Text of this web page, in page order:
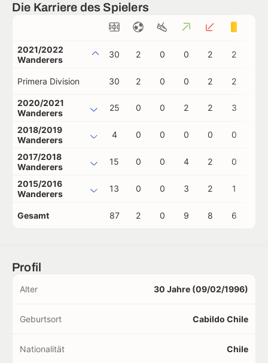
Die Karriere des Spielers
2021/2022
Wanderers
30 2 0 0 2 2
Primera Division 30 2 0 0 2 2
2020/2021
Wanderers
25 0 0 2 2 3
2018/2019
Wanderers
4 0 0 0 0 0
2017/2018
Wanderers
15 0 0 4 2 0
2015/2016
Wanderers
13 0 0 3 2 1
Gesamt 87 2 0 9 8 6
Profil
Alter 30 Jahre (09/02/1996)
Geburtsort Cabildo Chile
Nationalität Chile